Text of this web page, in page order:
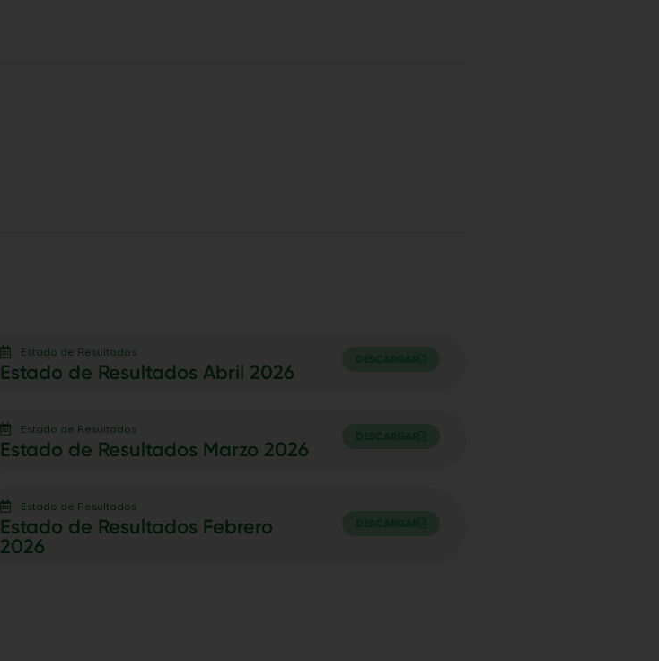
Estado de Resultados
Estado de Resultados Abril 2026
Estado de Resultados
Estado de Resultados Marzo 2026
Estado de Resultados
Estado de Resultados Febrero
2026